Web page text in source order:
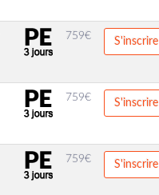
759€ S'inscrire
759€ S'inscrire
759€ S'inscrire